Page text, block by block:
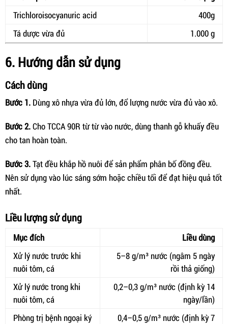
Trichloroisocyanuric acid
400g
Tá dược vừa đủ
1.000 g
6. Hướng dẫn sử dụng
Cách dùng
Bước 1. Dùng xô nhựa vừa đủ lớn, đổ lượng nước vừa đủ vào xô.
Bước 2.Cho TCCA 90R từ từ vào nước, dùng thanh gỗ khuấy đều
cho tan hoàn toàn.
Bước 3.Tạt đều khắp hồ nuôi để sản phẩm phân bố đồng đều.
Nên sử dụng vào lúc sáng sớm hoặc chiều tối để đạt hiệu quả tốt
nhất.
Liều lượng sử dụng
Mục đích
Liều dùng
Xử lý nước trước khi
nuôi tôm, cá
5–8 g/m³ nước (ngâm 5 ngày
rồi thả giống)
Xử lý nước trong khi
nuôi tôm, cá
0,2–0,3 g/m³ nước (định kỳ 14
ngày/lần)
Phòng trị bệnh ngoại ký
0,4–0,5 g/m³ nước (định kỳ 7